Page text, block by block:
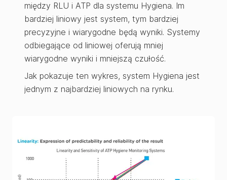
między RLU i ATP dla systemu Hygiena. Im
bardziej liniowy jest system, tym bardziej
precyzyjne i wiarygodne będą wyniki. Systemy
odbiegające od liniowej oferują mniej
wiarygodne wyniki i mniejszą czułość.
Jak pokazuje ten wykres, system Hygiena jest
jednym z najbardziej liniowych na rynku.